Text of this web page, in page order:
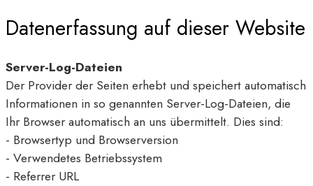
Datenerfassung auf dieser Website
Server-Log-Dateien
Der Provider der Seiten erhebt und speichert automatisch
Informationen in so genannten Server-Log-Dateien, die
Ihr Browser automatisch an uns übermittelt. Dies sind:
- Browsertyp und Browserversion
- Verwendetes Betriebssystem
- Referrer URL